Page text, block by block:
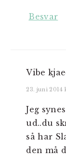
Besvar
Vibe
23. juni 2014
Jeg
ud..du
så har
den må